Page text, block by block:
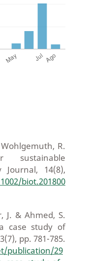
R.
sustainable
Journal, 14(8),
biot.201800
J. & Ahmed, S.
case study of
pp. 781-785.
publication/29